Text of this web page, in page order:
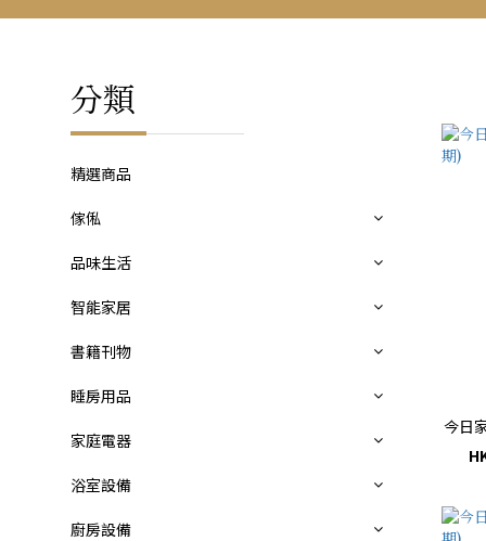
分類
精選商品
傢俬
品味生活
智能家居
書籍刊物
睡房用品
家庭電器
浴室設備
廚房設備
今日